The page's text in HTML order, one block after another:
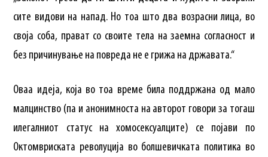
сите видови на напад. Но тоа што два возрасни лица, во
своја соба, прават со своите тела на заемна согласност и
без причинување на повреда не е грижа на државата.“
Оваа идеја, која во тоа време била поддржана од мало
малцинство (па и анонимноста на авторот говори за тогаш
илегалниот статус на хомосексуалците) се појави по
Октомвриската револуција во болшевичката политика во